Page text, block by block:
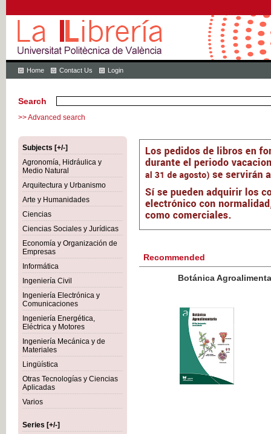
Home Contact Us Login
Search
>> Advanced search
Subjects [+/-]
Agronomía, Hidráulica y
Medio Natural
Arquitectura y Urbanismo
Arte y Humanidades
Ciencias
Ciencias Sociales y Jurídicas
Economía y Organización de
Empresas
Informática
Ingeniería Civil
Ingeniería Electrónica y
Comunicaciones
Ingeniería Energética,
Eléctrica y Motores
Ingeniería Mecánica y de
Materiales
Lingüística
Otras Tecnologías y Ciencias
Aplicadas
Varios
Series [+/-]
Recommended
Botánica Agroalimentaria